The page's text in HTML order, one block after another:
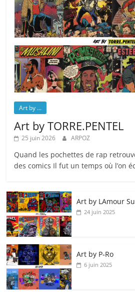
Art by ...
Art by TORRE.PENTEL
25 juin 2026 ARPOZ
Quand les pochettes de rap
des comics Il fut un temps où l’on
Art by LAmour
24 juin 2025
Art by P‑Ro
6 juin 2025